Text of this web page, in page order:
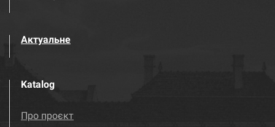
Актуальне
Katalog
Про проєкт